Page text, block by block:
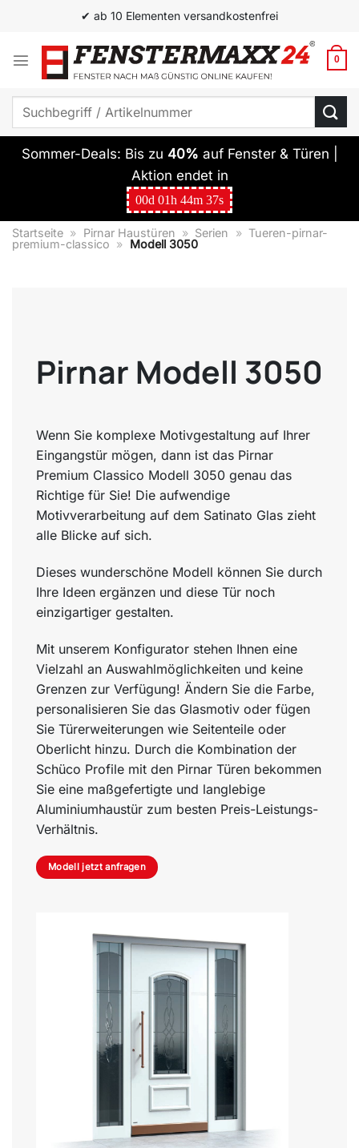
springen
✔ ab 10 Elementen versandkostenfrei
0
Suchen
Sommer-Deals: Bis zu 40% auf Fenster & Türen |
Aktion endet in
00d 01h 44m 37s
Startseite » Pirnar Haustüren » Serien » Tueren-pirnar-
premium-classico » Modell 3050
Pirnar Modell 3050
Wenn Sie komplexe Motivgestaltung auf Ihrer
Eingangstür mögen, dann ist das Pirnar
Premium Classico Modell 3050 genau das
Richtige für Sie! Die aufwendige
Motivverarbeitung auf dem Satinato Glas zieht
alle Blicke auf sich.
Dieses wunderschöne Modell können Sie durch
Ihre Ideen ergänzen und diese Tür noch
einzigartiger gestalten.
Mit unserem Konfigurator stehen Ihnen eine
Vielzahl an Auswahlmöglichkeiten und keine
Grenzen zur Verfügung! Ändern Sie die Farbe,
personalisieren Sie das Glasmotiv oder fügen
Sie Türerweiterungen wie Seitenteile oder
Oberlicht hinzu. Durch die Kombination der
Schüco Profile mit den Pirnar Türen bekommen
Sie eine maßgefertigte und langlebige
Aluminiumhaustür zum besten Preis-Leistungs-
Verhältnis.
Modell jetzt anfragen